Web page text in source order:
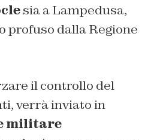
sia a Lampedusa,
profuso dalla Regione
il controllo del
verrà inviato in
militare